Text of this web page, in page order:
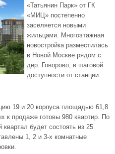
«Татьянин Парк» от ГК
«МИЦ» постепенно
заселяется новыми
жильцами. Многоэтажная
новостройка разместилась
в Новой Москве рядом с
дер. Говорово, в шаговой
доступности от станции
19 и 20 корпуса площадью 61,8
к продаже готовы 980 квартир. По
будет состоять из 25
1, 2 и 3-х комнатные